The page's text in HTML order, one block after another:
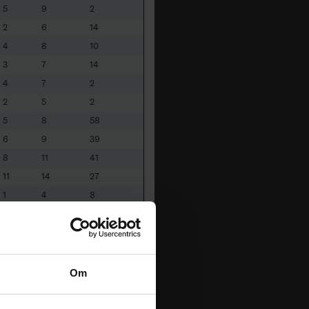
Om
5 9
2
2 6
14
4 8
10
3 7
14
4 7
2
2 5
2
5 8
58
6 9
39
8 11
41
11 14
27
1 4
8
4